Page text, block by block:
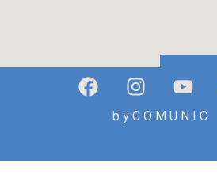
b y C O M U N I C